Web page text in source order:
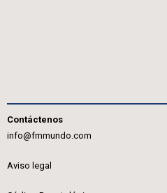
Contáctenos
info@fmmundo.com
Aviso legal